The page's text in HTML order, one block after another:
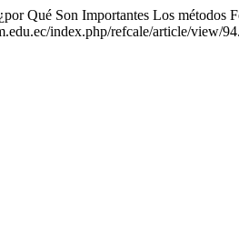
Qué Son Importantes Los métodos
index.php/refcale/article/view/94.